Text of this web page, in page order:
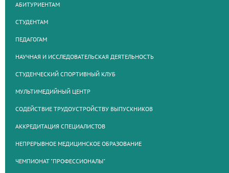
АБИТУРИЕНТАМ
СТУДЕНТАМ
ПЕДАГОГАМ
НАУЧНАЯ И ИССЛЕДОВАТЕЛЬСКАЯ ДЕЯТЕЛЬНОСТЬ
СТУДЕНЧЕСКИЙ СПОРТИВНЫЙ КЛУБ
МУЛЬТИМЕДИЙНЫЙ ЦЕНТР
СОДЕЙСТВИЕ ТРУДОУСТРОЙСТВУ ВЫПУСКНИКОВ
АККРЕДИТАЦИЯ СПЕЦИАЛИСТОВ
НЕПРЕРЫВНОЕ МЕДИЦИНСКОЕ ОБРАЗОВАНИЕ
ЧЕМПИОНАТ "ПРОФЕССИОНАЛЫ"